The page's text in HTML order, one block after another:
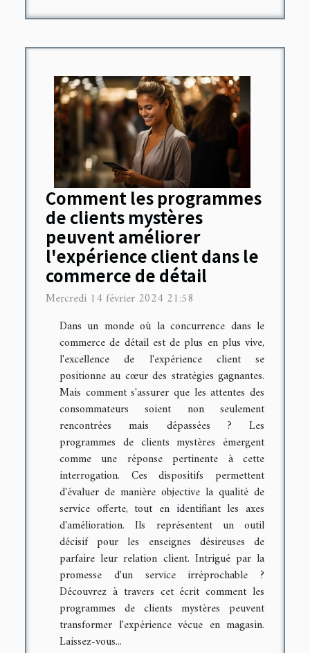
Comment les programmes
de clients mystères
peuvent améliorer
l'expérience client dans le
commerce de détail
Mercredi 14 février 2024 21:58
Dans un monde où la concurrence dans le
commerce de détail est de plus en plus vive,
l'excellence de l'expérience client se
positionne au cœur des stratégies gagnantes.
Mais comment s'assurer que les attentes des
consommateurs soient non seulement
rencontrées mais dépassées ? Les
programmes de clients mystères émergent
comme une réponse pertinente à cette
interrogation. Ces dispositifs permettent
d'évaluer de manière objective la qualité de
service offerte, tout en identifiant les axes
d'amélioration. Ils représentent un outil
décisif pour les enseignes désireuses de
parfaire leur relation client. Intrigué par la
promesse d'un service irréprochable ?
Découvrez à travers cet écrit comment les
programmes de clients mystères peuvent
transformer l'expérience vécue en magasin.
Laissez-vous...